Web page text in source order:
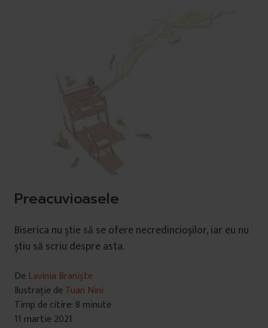
Preacuvioasele
Biserica nu știe să se ofere necredincioșilor, iar eu nu
știu să scriu despre asta.
De Lavinia Braniște
Ilustrație deTuan Nini
Timp de citire: 8 minute
11 martie 2021